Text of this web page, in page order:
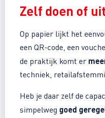
Zelf doen of
Op papier lijkt het
een QR-code, een
de praktijk komt er
techniek,
Heb je daar zelf de
simpelweg goed